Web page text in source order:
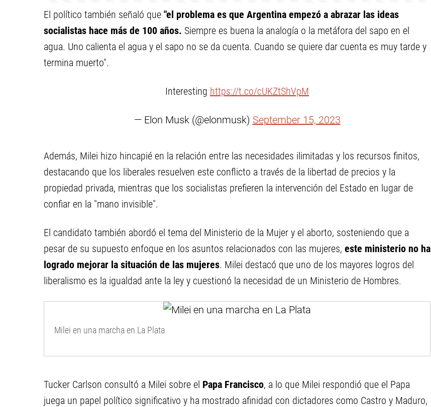
El político también señaló que "el problema es que Argentina empezó a abrazar las ideas
socialistas hace más de 100 años. Siempre es buena la analogía o la metáfora del sapo en el
agua. Uno calienta el agua y el sapo no se da cuenta. Cuando se quiere dar cuenta es muy tarde y
termina muerto".
Interesting https://t.co/cUKZtShVpM
— Elon Musk (@elonmusk) September 15, 2023
Además, Milei hizo hincapié en la relación entre las necesidades ilimitadas y los recursos finitos,
destacando que los liberales resuelven este conflicto a través de la libertad de precios y la
propiedad privada, mientras que los socialistas prefieren la intervención del Estado en lugar de
confiar en la "mano invisible".
El candidato también abordó el tema del Ministerio de la Mujer y el aborto, sosteniendo que a
pesar de su supuesto enfoque en los asuntos relacionados con las mujeres, este ministerio no ha
logrado mejorar la situación de las mujeres. Milei destacó que uno de los mayores logros del
liberalismo es la igualdad ante la ley y cuestionó la necesidad de un Ministerio de Hombres.
Milei en una marcha en La Plata
Tucker Carlson consultó a Milei sobre el Papa Francisco, a lo que Milei respondió que el Papa
juega un papel político significativo y ha mostrado afinidad con dictadores como Castro y Maduro,